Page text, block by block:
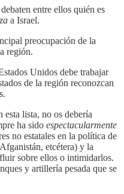
entre ellos quién es
a Israel.
preocupación de la
región.
Unidos debe trabajar
de la región reconozcan
esta lista, no os debería
ha sido espectacularmente
no estatales en la política de
etcétera) y la
sobre ellos o intimidarlos.
y artillería pesada que se